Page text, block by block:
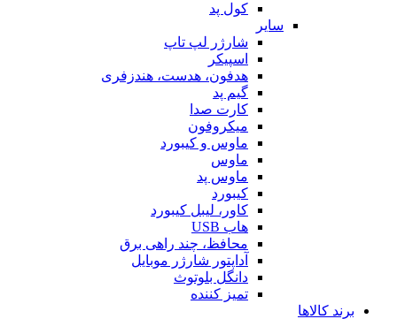
کول پد
سایر
شارژر لپ تاپ
اسپیکر
هدفون، هدست، هندزفری
گیم پد
کارت صدا
میکروفون
ماوس و کیبورد
ماوس
ماوس پد
کیبورد
کاور، لیبل کیبورد
هاب USB
محافظ، چند راهی برق
آداپتور شارژر موبایل
دانگل بلوتوث
تمیز کننده
برند کالاها